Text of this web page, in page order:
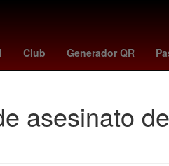
Club Generador QR
peppa pig florian
asesinato